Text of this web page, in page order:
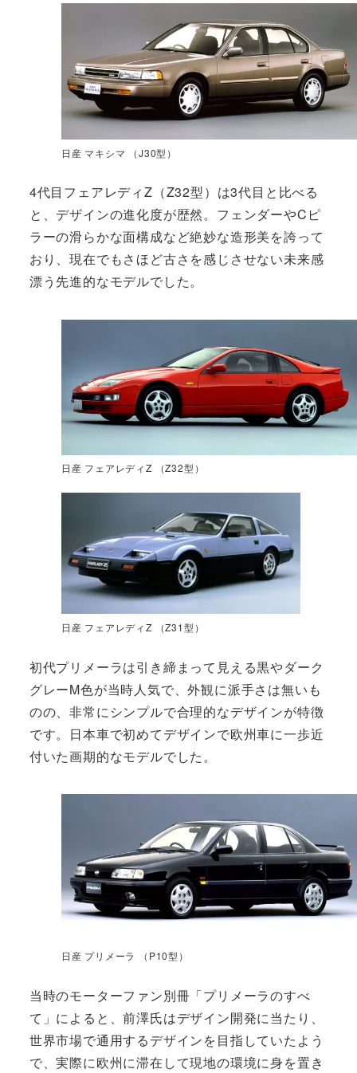
日産 マキシマ （J30型）
4代目フェアレディZ（Z32型）は3代目と比べる
と、デザインの進化度が歴然。フェンダーやCピ
ラーの滑らかな面構成など絶妙な造形美を誇って
おり、現在でもさほど古さを感じさせない未来感
漂う先進的なモデルでした。
日産 フェアレディZ （Z32型）
日産 フェアレディZ （Z31型）
初代プリメーラは引き締まって見える黒やダーク
グレーM色が当時人気で、外観に派手さは無いも
のの、非常にシンプルで合理的なデザインが特徴
です。日本車で初めてデザインで欧州車に一歩近
付いた画期的なモデルでした。
日産 プリメーラ （P10型）
当時のモーターファン別冊「プリメーラのすべ
て」によると、前澤氏はデザイン開発に当たり、
世界市場で通用するデザインを目指していたよう
で、実際に欧州に滞在して現地の環境に身を置き